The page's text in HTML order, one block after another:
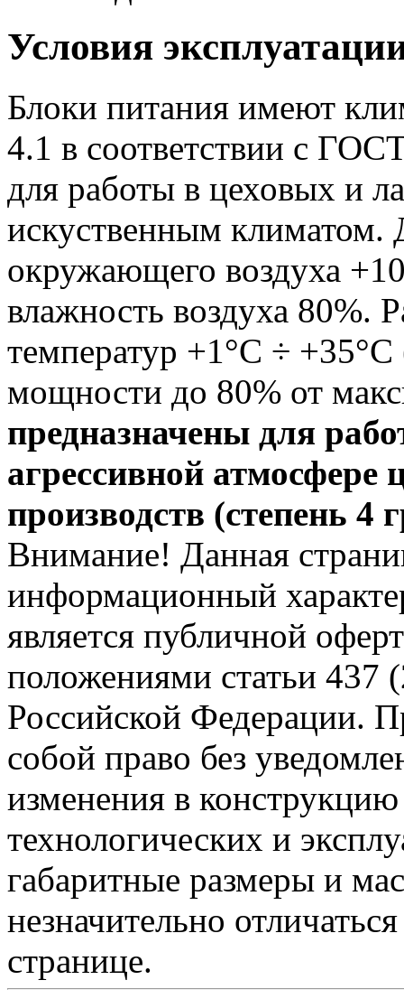
Условия
Блоки питания имеют
4.1 в соответствии с
для работы в цеховых и
искуственным климатом.
окружающего воздуха
влажность воздуха 80%.
температур +1°С ÷
мощности до 80% от
предназначены для
агрессивной атмосфере
производств (степень
Внимание! Данная
информационный
является публичной
положениями статьи 437
Российской Федерации.
собой право без
изменения в
технологических и
габаритные размеры и
незначительно
странице.